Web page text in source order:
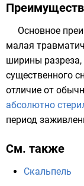
Основное
малая
ширины разреза,
существенного
отличие от
абсолютно
период
См. также
Скальпель